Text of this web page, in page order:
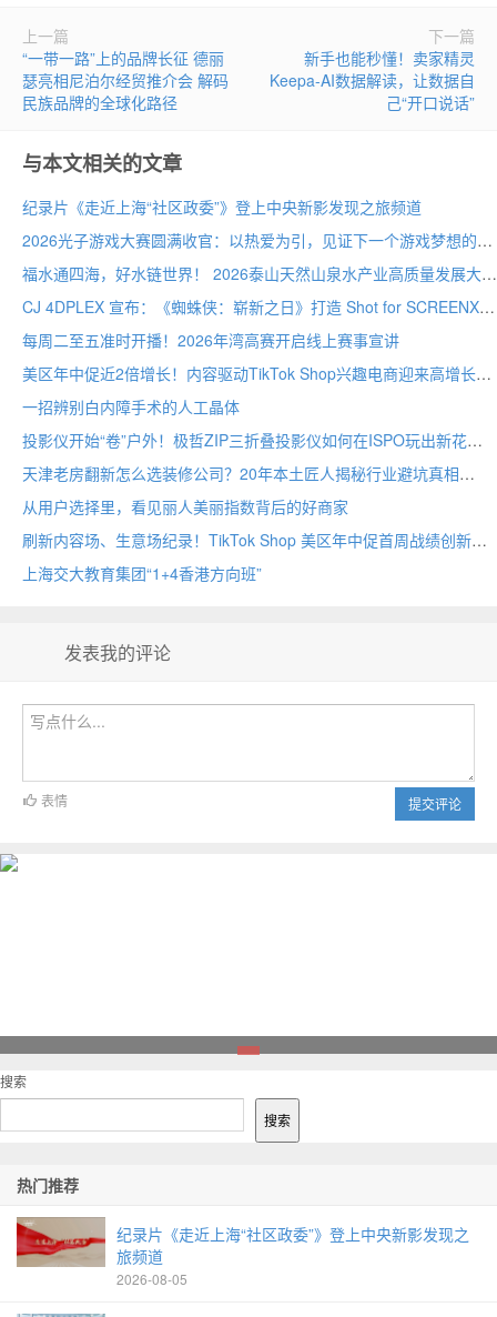
上一篇
“一带一路”上的品牌长征 德丽
瑟亮相尼泊尔经贸推介会 解码
民族品牌的全球化路径
下一篇
新手也能秒懂！卖家精灵
Keepa-AI数据解读，让数据自
己“开口说话”
与本文相关的文章
纪录片《走近上海“社区政委”》登上中央新影发现之旅频道
2026光子游戏大赛圆满收官：以热爱为引，见证下一个游戏梦想的诞生
福水通四海，好水链世界！ 2026泰山天然山泉水产业高质量发展大会圆满举行
CJ 4DPLEX 宣布：《蜘蛛侠：崭新之日》打造 Shot for SCREENX 专属版本
每周二至五准时开播！2026年湾高赛开启线上赛事宣讲
美区年中促近2倍增长！内容驱动TikTok Shop兴趣电商迎来高增长
一招辨别白内障手术的人工晶体
投影仪开始“卷”户外！极哲ZIP三折叠投影仪如何在ISPO玩出新花样？
天津老房翻新怎么选装修公司？20年本土匠人揭秘行业避坑真相
从用户选择里，看见丽人美丽指数背后的好商家
刷新内容场、生意场纪录！TikTok Shop 美区年中促首周战绩创新高
上海交大教育集团“1+4香港方向班”
发表我的评论
提交评论
表情
搜索
搜索
热门推荐
纪录片《走近上海“社区政委”》登上中央新影发现之
旅频道
2026-08-05